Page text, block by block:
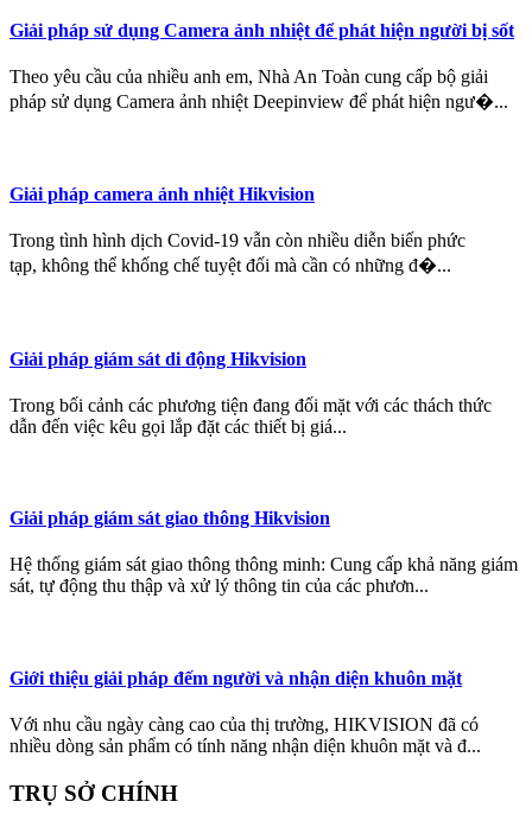
Giải pháp sử dụng Camera ảnh nhiệt để phát hiện người bị sốt
Theo yêu cầu của nhiều anh em, Nhà An Toàn cung cấp bộ giải
pháp sử dụng Camera ảnh nhiệt Deepinview để phát hiện ngư�...
Giải pháp camera ảnh nhiệt Hikvision
Trong tình hình dịch Covid-19 vẫn còn nhiều diễn biến phức
tạp, không thể khống chế tuyệt đối mà cần có những đ�...
Giải pháp giám sát di động Hikvision
Trong bối cảnh các phương tiện đang đối mặt với các thách thức
dẫn đến việc kêu gọi lắp đặt các thiết bị giá...
Giải pháp giám sát giao thông Hikvision
Hệ thống giám sát giao thông thông minh: Cung cấp khả năng giám
sát, tự động thu thập và xử lý thông tin của các phươn...
Giới thiệu giải pháp đếm người và nhận diện khuôn mặt
Với nhu cầu ngày càng cao của thị trường, HIKVISION đã có
nhiều dòng sản phẩm có tính năng nhận diện khuôn mặt và đ...
TRỤ SỞ CHÍNH